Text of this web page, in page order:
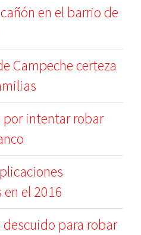
en el barrio de
Campeche certeza
por intentar robar
el 2016
descuido para robar